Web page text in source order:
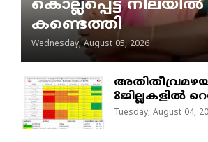
കൊല്ലപ്പെട്ട നിലയിൽ
കണ്ടെത്തി
Wednesday, August 05, 2026
8ജില്ലകളിൽ
Tuesday, August 04,